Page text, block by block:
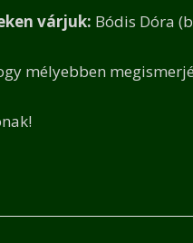
várjuk: Bódis Dóra
mélyebben